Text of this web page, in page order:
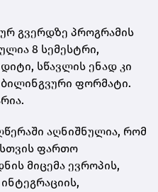
გვერდზე პროგრამის
8 სემესტრი,
სწავლის ენად კი
ფორმატი.
აღნიშნულია, რომ
ფართო
მიცემა ევროპის,